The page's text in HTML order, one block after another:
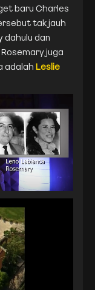
baru Charles
tak jauh
dan
juga
adalah Leslie